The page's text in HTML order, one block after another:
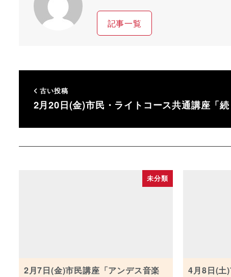
記事一覧
古い投稿
2月20日(金)市民・ライトコース共通講座「
未分類
2月7日(金)市民講座「アンデス音楽
4月8日(土